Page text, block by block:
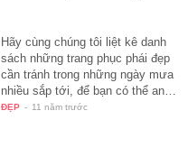
Hãy cùng chúng tôi liệt kê danh
sách những trang phục phái đẹp
cần tránh trong những ngày mưa
nhiều sắp tới, để bạn có thể an…
ĐẸP - 11 năm trước